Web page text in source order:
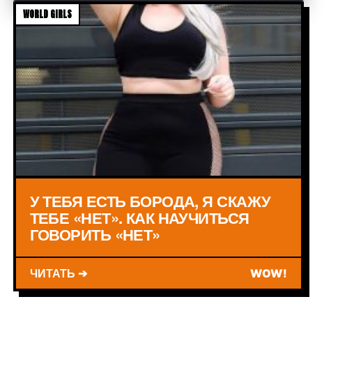
WORLD GIRLS
У ТЕБЯ ЕСТЬ БОРОДА, Я СКАЖУ
ТЕБЕ «НЕТ». КАК НАУЧИТЬСЯ
ГОВОРИТЬ «НЕТ»
ЧИТАТЬ ➔ WOW!